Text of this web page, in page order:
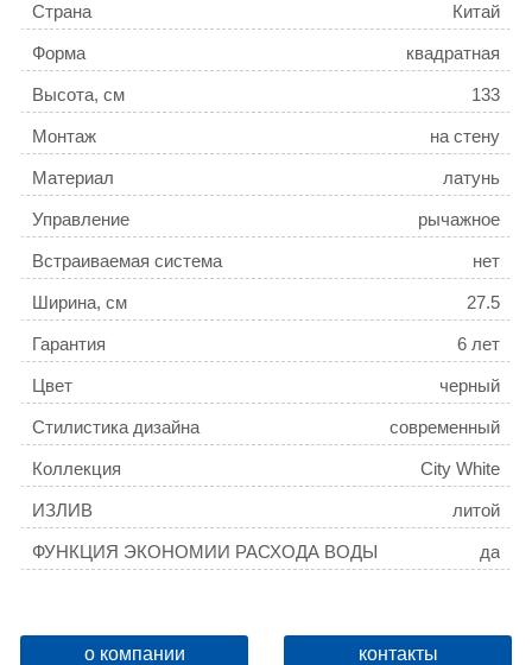
Страна Китай
Форма квадратная
Высота, см 133
Монтаж на стену
Материал латунь
Управление рычажное
Встраиваемая система нет
Ширина, см 27.5
Гарантия 6 лет
Цвет черный
Стилистика дизайна современный
Коллекция City White
ИЗЛИВ литой
ФУНКЦИЯ ЭКОНОМИИ РАСХОДА ВОДЫ да
о компании контакты